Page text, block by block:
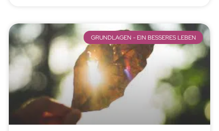
GRUNDLAGEN - EIN BESSERES LEBEN